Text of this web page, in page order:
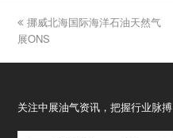
previous
post:
挪威北海国际海洋石油天然气
展ONS
关注中展油气资讯，把握行业脉搏